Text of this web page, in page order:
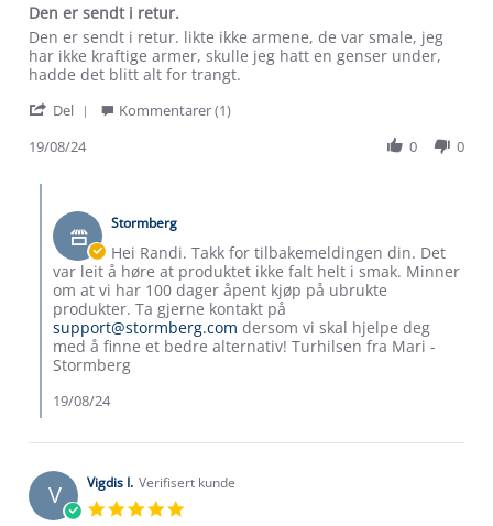
Den er sendt i retur.
Review
by
Randi
on
Aug
review
stating
Den
sendt
retur.
Den er sendt i retur. likte ikke armene, de var smale, jeg
har ikke kraftige armer, skulle jeg hatt en genser under,
hadde det blitt alt for trangt.
Del
on
19
Aug
2024
Kommentarer (1)
19/08/24
0 0
Butikkeier
on
Review
by
Randi
M.
on
19
2024
Stormberg
Hei Randi. Takk for tilbakemeldingen din. Det
var leit å høre at produktet ikke falt helt i smak. Minner
om at vi har 100 dager åpent kjøp på ubrukte
produkter. Ta gjerne kontakt på
support@stormberg.com dersom vi skal hjelpe deg
med å finne et bedre alternativ! Turhilsen fra Mari -
Stormberg
19/08/24
V Vigdis I. Verifisert kunde